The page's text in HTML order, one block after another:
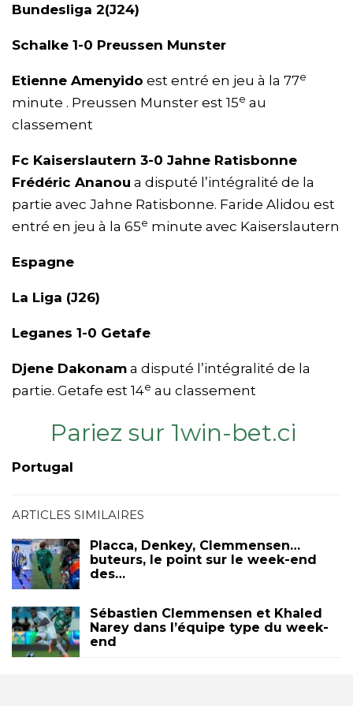
Bundesliga 2(J24)
Schalke 1-0 Preussen Munster
Etienne Amenyido est entré en jeu à la 77e
minute . Preussen Munster est 15e au
classement
Fc Kaiserslautern 3-0 Jahne Ratisbonne
Frédéric Ananou a disputé l’intégralité de la
partie avec Jahne Ratisbonne. Faride Alidou est
entré en jeu à la 65e minute avec Kaiserslautern
Espagne
La Liga (J26)
Leganes 1-0 Getafe
Djene Dakonam a disputé l’intégralité de la
partie. Getafe est 14e au classement
Pariez sur 1win-bet.ci
Portugal
ARTICLES SIMILAIRES
Placca, Denkey, Clemmensen…
buteurs, le point sur le week-end
des…
Sébastien Clemmensen et Khaled
Narey dans l’équipe type du week-
end